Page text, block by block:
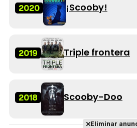
2020 ¡Scooby!
2019 Triple frontera
2018 Scooby-Doo
Eliminar